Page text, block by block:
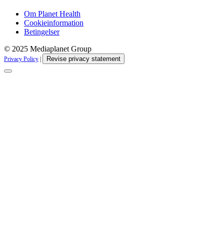
Om Planet Health
Cookieinformation
Betingelser
© 2025 Mediaplanet Group
Privacy Policy Revise privacy statement